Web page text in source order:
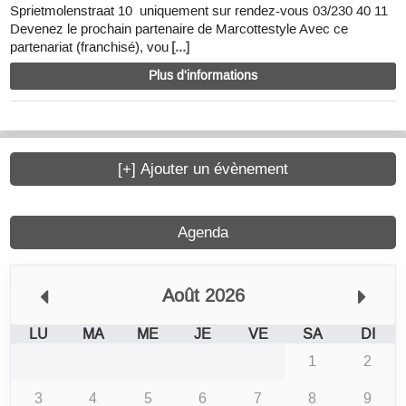
Sprietmolenstraat 10 uniquement sur rendez-vous 03/230 40 11
Devenez le prochain partenaire de Marcottestyle Avec ce
partenariat (franchisé), vou [...]
Plus d'informations
Agenda
Août 2026
LU MA ME JE VE SA
DI
1
2
3
4 5 6 7 8 9
[+] Ajouter un évènement